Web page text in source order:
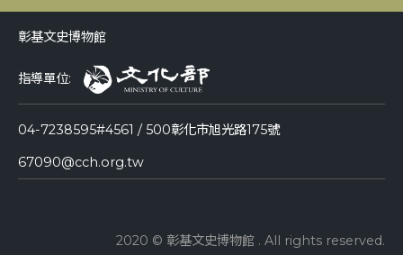
彰基文史博物館
指導單位:
04-7238595#4561 / 500彰化市旭光路175號
67090@cch.org.tw
2020 © 彰基文史博物館 . All rights reserved.